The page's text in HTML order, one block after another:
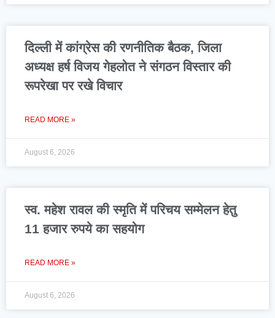
दिल्ली में कांग्रेस की रणनीतिक बैठक, जिला
अध्यक्ष हर्ष विजय गेहलोत ने संगठन विस्तार की
रूपरेखा पर रखे विचार
READ MORE »
August 6, 2026
स्व. महेश रावल की स्मृति में परिचय सम्मेलन हेतु
11 हजार रुपये का सहयोग
READ MORE »
August 6, 2026